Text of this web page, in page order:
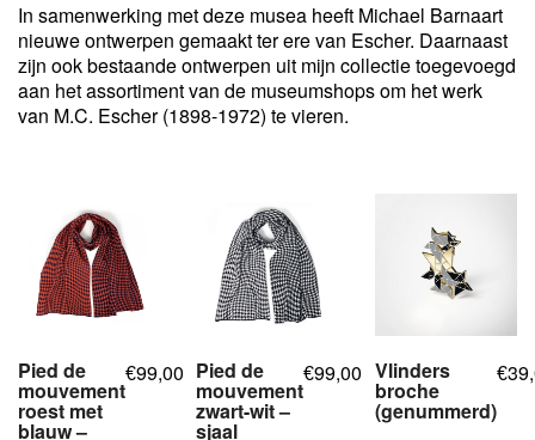
In samenwerking met deze musea heeft Michael Barnaart
nieuwe ontwerpen gemaakt ter ere van Escher. Daarnaast
zijn ook bestaande ontwerpen uit mijn collectie toegevoegd
aan het assortiment van de museumshops om het werk
van M.C. Escher (1898-1972) te vieren.
Pied de
mouvement
roest met
blauw –
€99,00 Pied de
mouvement
zwart-wit –
sjaal
€99,00 Vlinders
broche
(genummerd)
€